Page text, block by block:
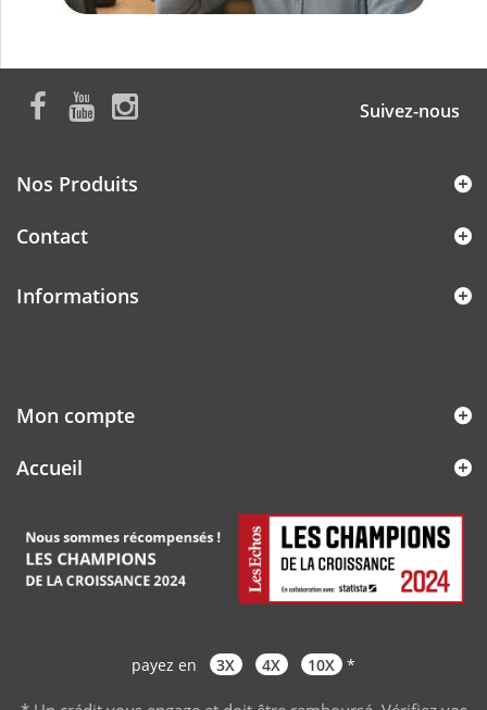
Suivez-nous
Nos Produits
Contact
Informations
Mon compte
Accueil
payez en 3X 4X 10X *